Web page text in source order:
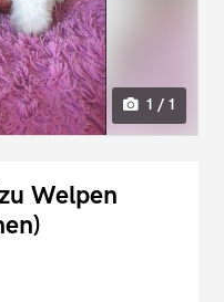
1 / 1
Welpen